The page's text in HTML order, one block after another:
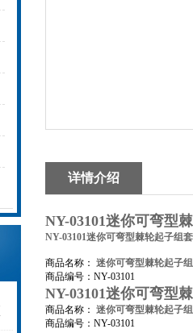
详情介绍
NY-03101迷你可弯型
NY-03101迷你可弯型棘轮起子组套
商品名称： 迷你可弯型棘轮起子
商品编号：NY-03101
NY-03101迷你可弯型
商品名称： 迷你可弯型棘轮起子
商品编号：NY-03101